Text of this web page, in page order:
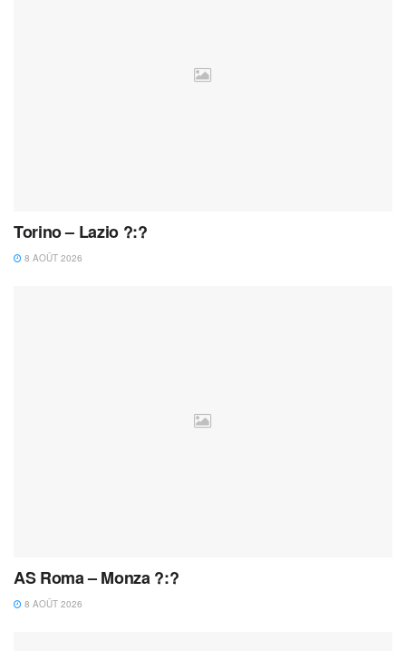
Torino – Lazio ?:?
8 AOÛT 2026
AS Roma – Monza ?:?
8 AOÛT 2026